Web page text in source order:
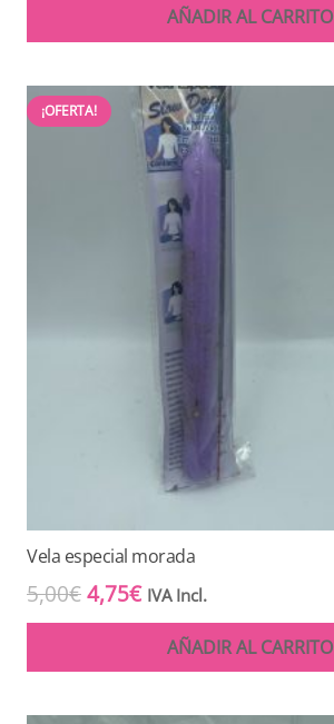
AÑADIR AL CARRITO
¡OFERTA!
Vela especial morada
5,00€El
precio
era:
5,00€.
4,75€El
precio
actual
es:
4,75€.
IVA Incl.
AÑADIR AL CARRITO